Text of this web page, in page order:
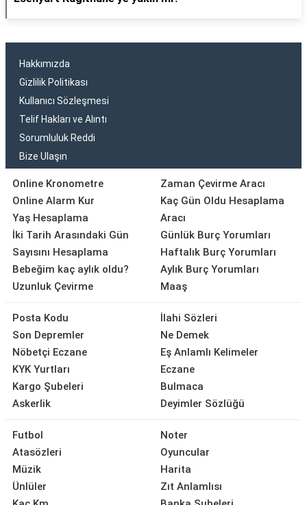
Hakkımızda
Gizlilik Politikası
Kullanıcı Sözleşmesi
Telif Hakları ve Alıntı
Sorumluluk Reddi
Bize Ulaşın
Online Kronometre
Online Alarm Kur
Yaş Hesaplama
İki Tarih Arasındaki Gün
Sayısını Hesaplama
Bebeğim kaç aylık oldu?
Uzunluk Çevirme
Zaman Çevirme Aracı
Kaç Gün Oldu Hesaplama
Aracı
Günlük Burç Yorumları
Haftalık Burç Yorumları
Aylık Burç Yorumları
Maaş
Posta Kodu
Son Depremler
Nöbetçi Eczane
KYK Yurtları
Kargo Şubeleri
Askerlik
İlahi Sözleri
Ne Demek
Eş Anlamlı Kelimeler
Eczane
Bulmaca
Deyimler Sözlüğü
Futbol
Atasözleri
Müzik
Ünlüler
Noter
Oyuncular
Harita
Zıt Anlamlısı